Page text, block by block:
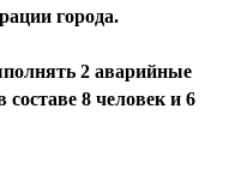
города.
2 аварийные
8 человек и 6